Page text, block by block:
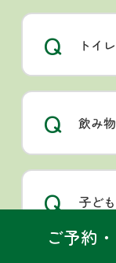
ご予約
Q トイ
Q 飲み
Q 子ど